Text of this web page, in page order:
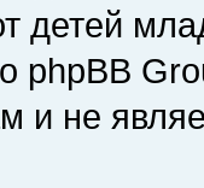
детей
phpBB
и не